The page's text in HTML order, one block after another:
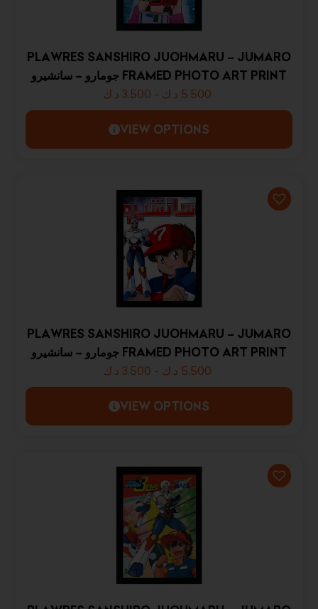
PLAWRES SANSHIRO JUOHMARU – JUMARO
جومارو – سانشيرو FRAMED PHOTO ART PRINT
3.500 د.ك - 5.500 د.ك
VIEW OPTIONS
PLAWRES SANSHIRO JUOHMARU – JUMARO
جومارو – سانشيرو FRAMED PHOTO ART PRINT
3.500 د.ك - 5.500 د.ك
VIEW OPTIONS